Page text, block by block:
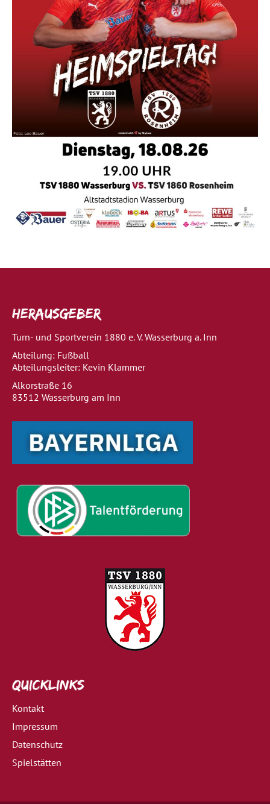
Herausgeber
Turn- und Sportverein 1880 e. V. Wasserburg a. Inn
Abteilung: Fußball
Abteilungsleiter: Kevin Klammer
Alkorstraße 16
83512 Wasserburg am Inn
Quicklinks
Kontakt
Impressum
Datenschutz
Spielstätten